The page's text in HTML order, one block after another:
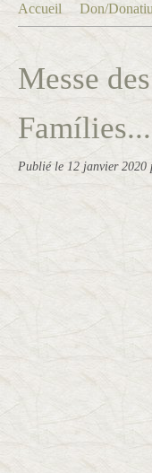
Accueil Don/Donatiu
Messe
Famílies...
Publié le 12 janvier 2020